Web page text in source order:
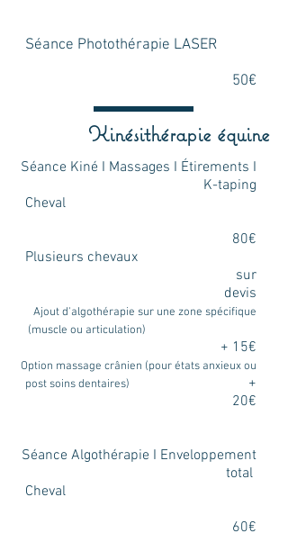
Séance Photothérapie LASER
50€
Kinésithérapie équine
Séance Kiné I Massages I Étirements I
K-taping
Cheval
80€
Plusieurs chevaux
sur
devis
Ajout d'algothérapie sur une zone spécifique
(muscle ou articulation)
+ 15€
Option massage crânien (pour états anxieux ou
post soins dentaires) +
20€
Séance Algothérapie I Enveloppement
total
Cheval
60€